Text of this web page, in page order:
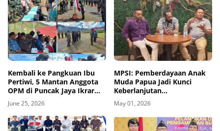
Kembali ke Pangkuan Ibu
Pertiwi, 5 Mantan Anggota
OPM di Puncak Jaya Ikrar
Setia NKRI
June 25, 2026
MPSI: Pemberdayaan Anak
Muda Papua Jadi Kunci
Keberlanjutan
Pembangunan
May 01, 2026